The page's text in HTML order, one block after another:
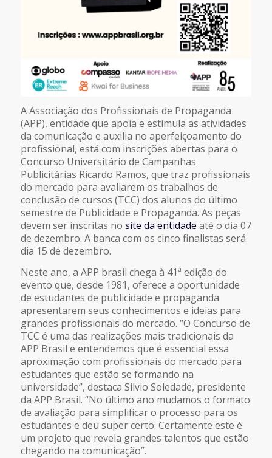
A Associação dos Profissionais de Propaganda
(APP), entidade que apoia e estimula as atividades
da comunicação e auxilia no aperfeiçoamento do
profissional, está com inscrições abertas para o
Concurso Universitário de Campanhas
Publicitárias Ricardo Ramos, que traz profissionais
do mercado para avaliarem os trabalhos de
conclusão de cursos (TCC) dos alunos do último
semestre de Publicidade e Propaganda. As peças
devem ser inscritas no site da entidade até o dia 07
de dezembro. A banca com os cinco finalistas será
dia 15 de dezembro.
Neste ano, a APP brasil chega à 41ª edição do
evento que, desde 1981, oferece a oportunidade
de estudantes de publicidade e propaganda
apresentarem seus conhecimentos e ideias para
grandes profissionais do mercado. “O Concurso de
TCC é uma das realizações mais tradicionais da
APP Brasil e entendemos que é essencial essa
aproximação com profissionais do mercado para
estudantes que estão se formando na
universidade”, destaca Silvio Soledade, presidente
da APP Brasil. “No último ano mudamos o formato
de avaliação para simplificar o processo para os
estudantes e deu super certo. Certamente este é
um projeto que revela grandes talentos que estão
chegando na comunicação”.